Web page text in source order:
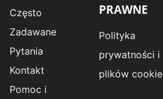
Często
Zadawane
Pytania
Kontakt
Pomoc i
PRAWNE
Polityka
prywatności i
plików cookie